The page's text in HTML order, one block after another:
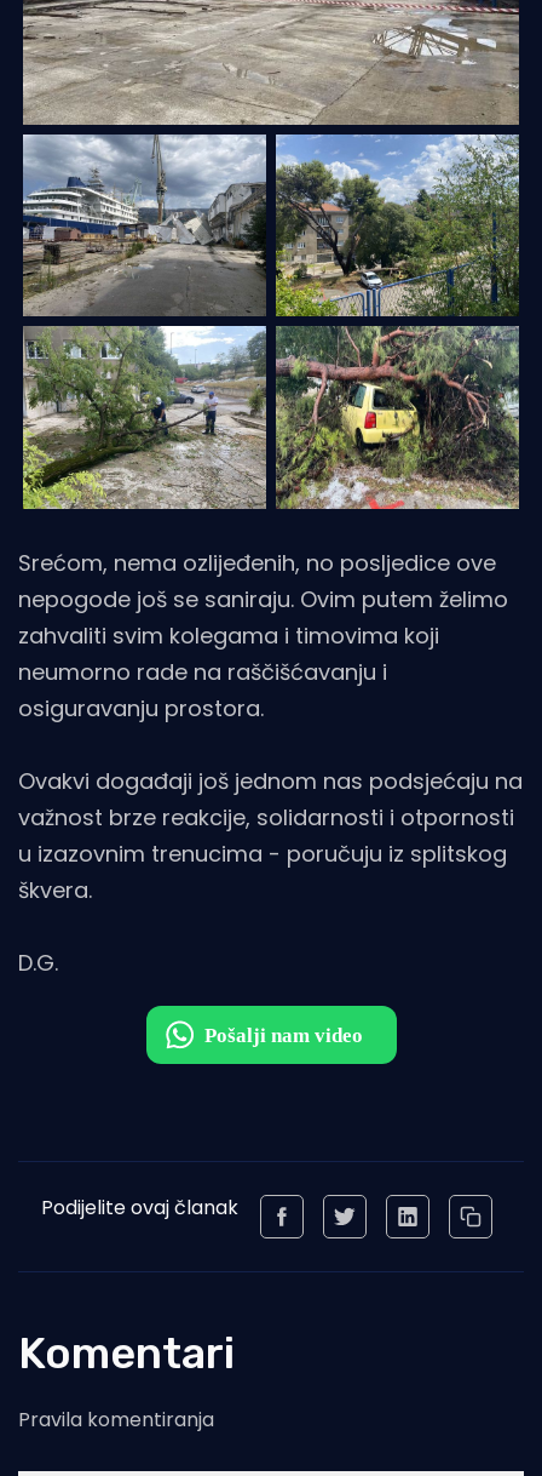
Srećom, nema ozlijeđenih, no posljedice ove
nepogode još se saniraju. Ovim putem želimo
zahvaliti svim kolegama i timovima koji
neumorno rade na raščišćavanju i
osiguravanju prostora.
Ovakvi događaji još jednom nas podsjećaju na
važnost brze reakcije, solidarnosti i otpornosti
u izazovnim trenucima - poručuju iz splitskog
škvera.
D.G.
Podijelite ovaj članak
Komentari
Pravila komentiranja